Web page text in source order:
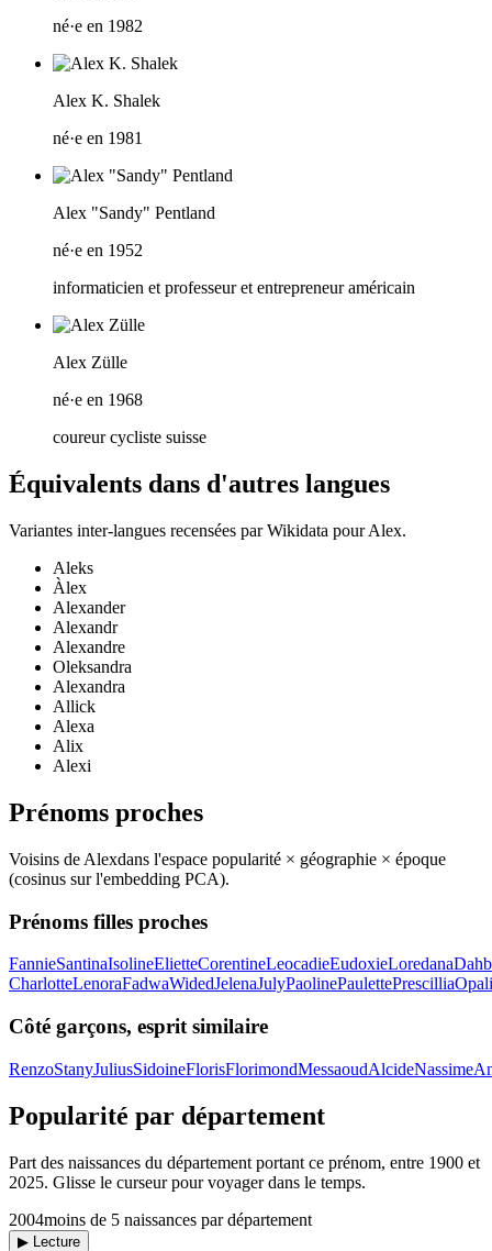
né·e en 1982
Alex K. Shalek
né·e en 1981
Alex "Sandy" Pentland
né·e en 1952
informaticien et professeur et entrepreneur américain
Alex Zülle
né·e en 1968
coureur cycliste suisse
Équivalents dans d'autres langues
Variantes inter-langues recensées par Wikidata pourAlex.
Aleks
Àlex
Alexander
Alexandr
Alexandre
Oleksandra
Alexandra
Allick
Alexa
Alix
Alexi
Prénoms proches
Voisins de Alexdans l'espace popularité × géographie × époque
(cosinus sur l'embedding PCA).
Prénoms filles proches
FannieSantinaIsolineElietteCorentineLeocadieEudoxieLoredana
CharlotteLenoraFadwaWidedJelenaJulyPaolinePaulettePrescillia
Côté garçons, esprit similaire
RenzoStanyJuliusSidoineFlorisFlorimondMessaoudAlcideNassime
Popularité par département
Part des naissances du département portant ce prénom, entre 1900 et
2025. Glisse le curseur pour voyager dans le temps.
2004moins de 5 naissances par département
▶ Lecture